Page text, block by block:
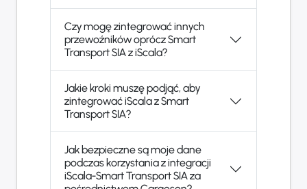
Czy mogę zintegrować innych
przewoźników oprócz Smart
Transport SIA z iScala?
Jakie kroki muszę podjąć, aby
zintegrować iScala z Smart
Transport SIA?
Jak bezpieczne są moje dane
podczas korzystania z integracji
iScala-Smart Transport SIA za